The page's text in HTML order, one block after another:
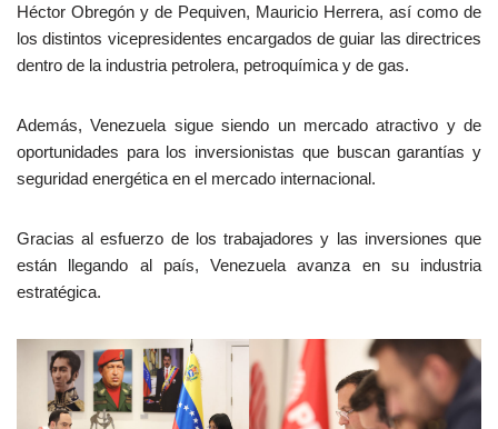
Héctor Obregón y de Pequiven, Mauricio Herrera, así como de
los distintos vicepresidentes encargados de guiar las directrices
dentro de la industria petrolera, petroquímica y de gas.
Además, Venezuela sigue siendo un mercado atractivo y de
oportunidades para los inversionistas que buscan garantías y
seguridad energética en el mercado internacional.
Gracias al esfuerzo de los trabajadores y las inversiones que
están llegando al país, Venezuela avanza en su industria
estratégica.